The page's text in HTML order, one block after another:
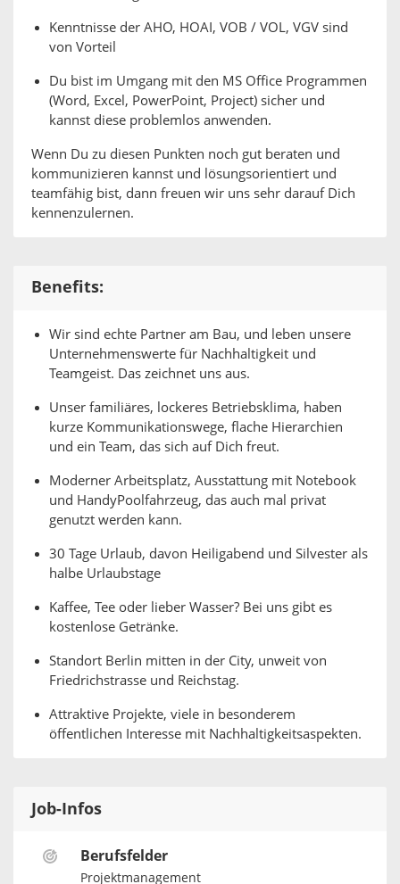
Kenntnisse der AHO, HOAI, VOB / VOL, VGV sind
von Vorteil
Du bist im Umgang mit den MS Office Programmen
(Word, Excel, PowerPoint, Project) sicher und
kannst diese problemlos anwenden.
Wenn Du zu diesen Punkten noch gut beraten und
kommunizieren kannst und lösungsorientiert und
teamfähig bist, dann freuen wir uns sehr darauf Dich
kennenzulernen.
Benefits:
Wir sind echte Partner am Bau, und leben unsere
Unternehmenswerte für Nachhaltigkeit und
Teamgeist. Das zeichnet uns aus.
Unser familiäres, lockeres Betriebsklima, haben
kurze Kommunikationswege, flache Hierarchien
und ein Team, das sich auf Dich freut.
Moderner Arbeitsplatz, Ausstattung mit Notebook
und HandyPoolfahrzeug, das auch mal privat
genutzt werden kann.
30 Tage Urlaub, davon Heiligabend und Silvester als
halbe Urlaubstage
Kaffee, Tee oder lieber Wasser? Bei uns gibt es
kostenlose Getränke.
Standort Berlin mitten in der City, unweit von
Friedrichstrasse und Reichstag.
Attraktive Projekte, viele in besonderem
öffentlichen Interesse mit Nachhaltigkeitsaspekten.
Job-Infos
Berufsfelder
Projektmanagement